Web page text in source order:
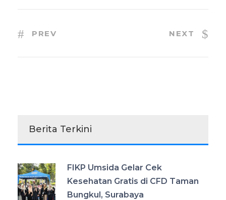
PREV NEXT
Berita Terkini
FIKP Umsida Gelar Cek
Kesehatan Gratis di CFD Taman
Bungkul, Surabaya